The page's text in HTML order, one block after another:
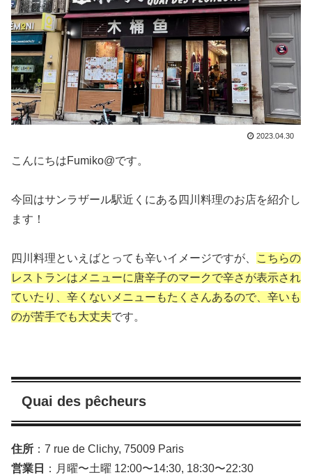
2023.04.30
こんにちはFumiko@です。
今回はサンラザール駅近くにある四川料理のお店を紹介し
ます！
四川料理といえばとっても辛いイメージですが、
こちらの
レストランはメニューに唐辛子のマークで辛さが表示され
ていたり、辛くないメニューもたくさんあるので、辛いも
のが苦手でも大丈夫です。
Quai des pêcheurs
住所 ：7 rue de Clichy, 75009 Paris
営業日
：月曜〜土曜 12:00〜14:30, 18:30〜22:30